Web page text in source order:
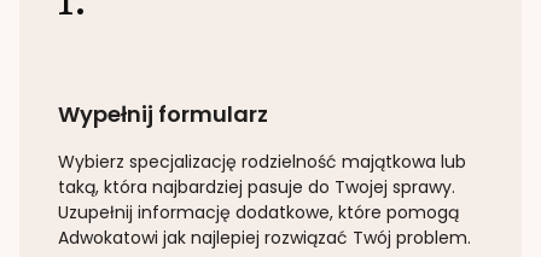
Wypełnij formularz
Wybierz specjalizację rodzielność majątkowa lub
taką, która najbardziej pasuje do Twojej sprawy.
Uzupełnij informację dodatkowe, które pomogą
Adwokatowi jak najlepiej rozwiązać Twój problem.